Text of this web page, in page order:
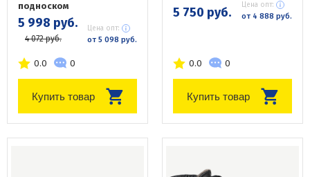
подноском
5 998 руб.
4 072 руб.
Цена опт:
от 5 098 руб.
0.0 0
Купить товар
5 750 руб. Цена опт:
от 4 888 руб.
0.0 0
Купить товар